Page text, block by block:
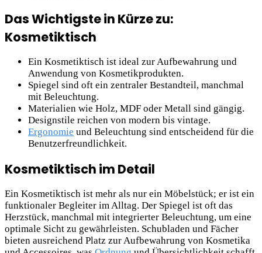
Das Wichtigste in Kürze zu:
Kosmetiktisch
Ein Kosmetiktisch ist ideal zur Aufbewahrung und
Anwendung von Kosmetikprodukten.
Spiegel sind oft ein zentraler Bestandteil, manchmal
mit Beleuchtung.
Materialien wie Holz, MDF oder Metall sind gängig.
Designstile reichen von modern bis vintage.
Ergonomie und Beleuchtung sind entscheidend für die
Benutzerfreundlichkeit.
Kosmetiktisch im Detail
Ein Kosmetiktisch ist mehr als nur ein Möbelstück; er ist ein
funktionaler Begleiter im Alltag. Der Spiegel ist oft das
Herzstück, manchmal mit integrierter Beleuchtung, um eine
optimale Sicht zu gewährleisten. Schubladen und Fächer
bieten ausreichend Platz zur Aufbewahrung von Kosmetika